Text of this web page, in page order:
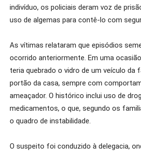
indivíduo, os policiais deram voz de
uso de algemas para contê-lo com
As vítimas relataram que episódios
ocorrido anteriormente. Em uma
teria quebrado o vidro de um veículo da
portão da casa, sempre com
ameaçador. O histórico inclui uso de
medicamentos, o que, segundo os
o quadro de instabilidade.
O suspeito foi conduzido à delegacia,